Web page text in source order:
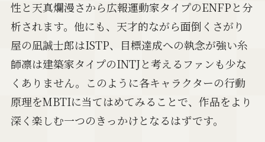
性と天真爛漫さから広報運動家タイプのENFPと分
析されます。他にも、天才的ながら面倒くさがり
屋の凪誠士郎はISTP、目標達成への執念が強い糸
師凛は建築家タイプのINTJと考えるファンも少な
くありません。このように各キャラクターの行動
原理をMBTIに当てはめてみることで、作品をより
深く楽しむ一つのきっかけとなるはずです。